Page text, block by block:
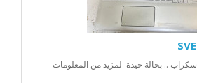
سوني فايو SVE151D1 سكراب .. بحالة جيدة لمزيد من المعلومات